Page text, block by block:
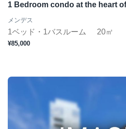
1 Bedroom condo at the heart
メンデス
1ベッド・1バスルーム 20㎡
¥85,000